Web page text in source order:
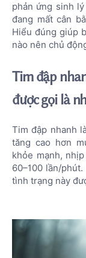
phản ứng sinh
đang mất cân
Hiểu đúng giúp
nào nên chủ
Tim đập
được gọi là
Tim đập nhanh
tăng cao hơn
khỏe mạnh,
60–100 lần/
tình trạng này